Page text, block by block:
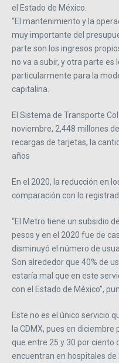
el Estado de México.
“El mantenimiento y la
muy importante del
parte son los ingresos
no va a subir, y otra parte es
particularmente para la
capitalina.
El Sistema de Transporte
noviembre, 2,448 millones
recargas de tarjetas, la
años
En el 2020, la reducción en
comparación con lo
“El Metro tiene un subsidio
pesos y en el 2020 fue de
disminuyó el número de
Son alrededor que 40% de
estaría mal que en este
con el Estado de México”,
Este no es el único servicio
la CDMX, pues en
que entre 25 y 30 por ciento
encuentran en hospitales de